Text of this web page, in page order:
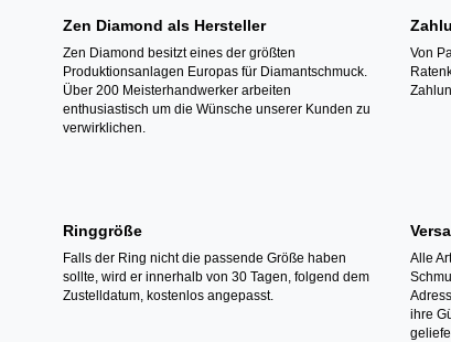
Zen Diamond als Hersteller
Zen Diamond besitzt eines der größten
Produktionsanlagen Europas für Diamantschmuck.
Über 200 Meisterhandwerker arbeiten
enthusiastisch um die Wünsche unserer Kunden zu
verwirklichen.
Von
Ringgröße
Falls der Ring nicht die passende Größe haben
sollte, wird er innerhalb von 30 Tagen, folgend dem
Zustelldatum, kostenlos angepasst.
Alle
ihre